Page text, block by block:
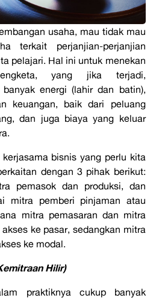
usaha, mau tidak mau
terkait perjanjian-perjanjian
pelajari. Hal ini untuk menekan
yang jika terjadi,
energi (lahir dan batin),
keuangan, baik dari peluang
dan juga biaya yang keluar
bisnis yang perlu kita
dengan 3 pihak berikut:
pemasok dan produksi, dan
mitra pemberi pinjaman atau
mitra pemasaran dan mitra
ke pasar, sedangkan mitra
ke modal.
Hilir)
praktiknya cukup banyak